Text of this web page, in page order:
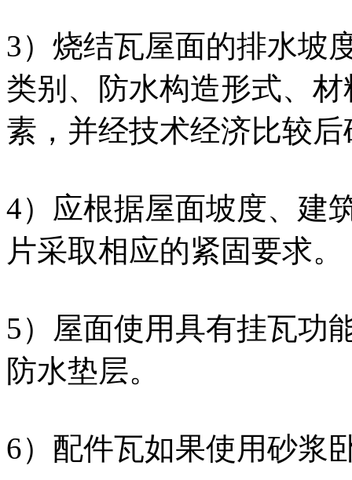
3）烧结瓦屋面的排水坡
类别、防水构造形式、
素，并经技术经济比较
4）应根据屋面坡度、建
片采取相应的紧固要求。
5）屋面使用具有挂瓦功
防水垫层。
6）配件瓦如果使用砂浆